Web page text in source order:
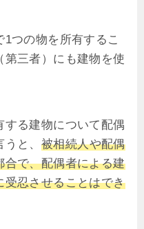
つの物を所有するこ
第三者）にも建物を使
る建物について配偶
と、 被相続人や配偶
合で、配偶者による建
受忍させることはでき